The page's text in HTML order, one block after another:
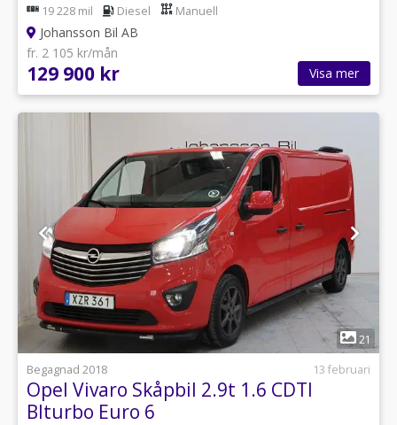
19 228 mil Diesel Manuell
Johansson Bil AB
fr. 2 105 kr/mån
129 900 kr Visa mer
1
21
Begagnad 2018
13 februari
Opel Vivaro Skåpbil 2.9t 1.6 CDTI
BIturbo Euro 6